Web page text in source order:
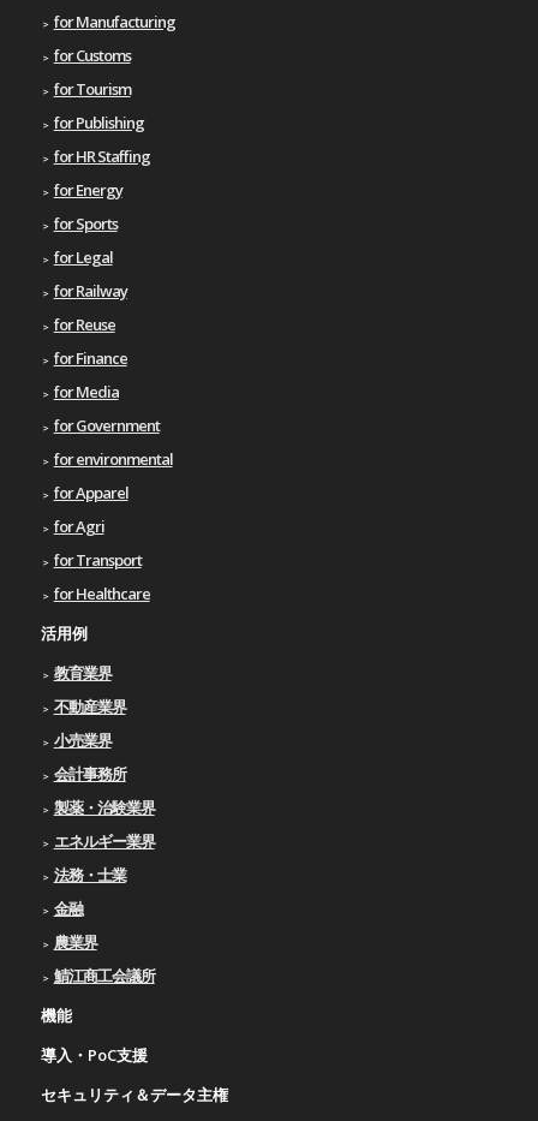
for Manufacturing
for Customs
for Tourism
for Publishing
for HR Staffing
for Energy
for Sports
for Legal
for Railway
for Reuse
for Finance
for Media
for Government
for environmental
for Apparel
for Agri
for Transport
for Healthcare
活用例
教育業界
不動産業界
小売業界
会計事務所
製薬・治験業界
エネルギー業界
法務・士業
金融
農業界
鯖江商工会議所
機能
導入・PoC支援
セキュリティ＆データ主権